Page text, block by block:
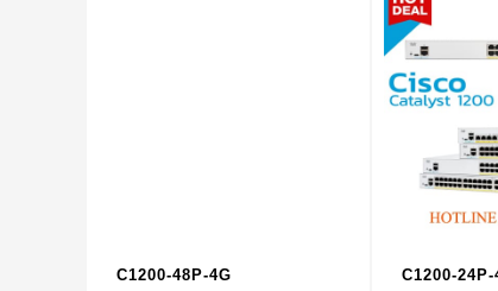
Hiệu suất và Khả năng trên Thiết bị Hỏa lực
Thông lượng tường lửa kiểm tra trạng thái
Thông lượng tường lửa kiểm tra trạng thái
Thông lượng IPsec VPN (kiểm tra 450B
C1200-48P-4G C1200-24P-